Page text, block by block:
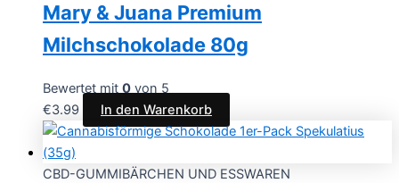
Mary & Juana Premium
Milchschokolade 80g
Bewertet mit 0 von 5
€3.99 In den Warenkorb
CBD-GUMMIBÄRCHEN UND ESSWAREN